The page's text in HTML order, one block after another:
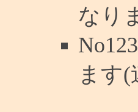
なり
ます(